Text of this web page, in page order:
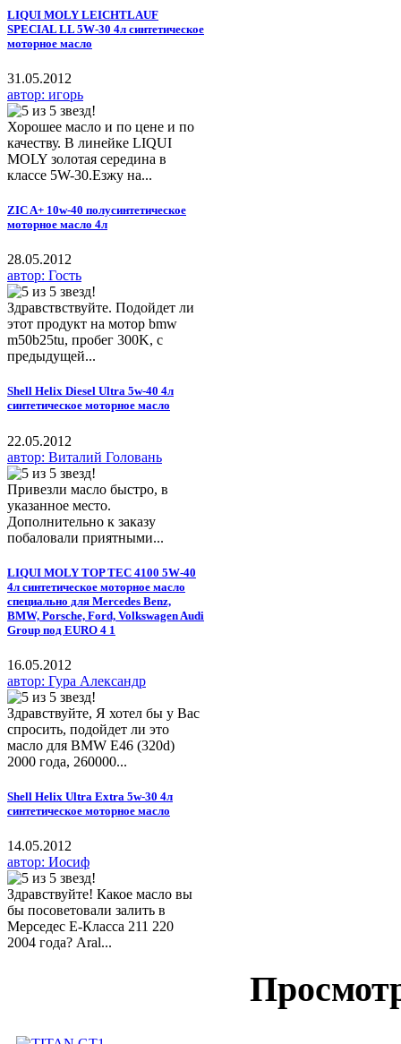
LIQUI MOLY LEICHTLAUF
SPECIAL LL 5W-30 4л синтетическое
моторное масло
31.05.2012
автор: игорь
Хорошее масло и по цене и по
качеству. В линейке LIQUI
MOLY золотая середина в
классе 5W-30.Езжу на...
ZIC A+ 10w-40 полусинтетическое
моторное масло 4л
28.05.2012
автор: Гость
Здравствствуйте. Подойдет ли
этот продукт на мотор bmw
m50b25tu, пробег 300K, с
предыдущей...
Shell Helix Diesel Ultra 5w-40 4л
синтетическое моторное масло
22.05.2012
автор: Виталий Головань
Привезли масло быстро, в
указанное место.
Дополнительно к заказу
побаловали приятными...
LIQUI MOLY TOP TEC 4100 5W-40
4л синтетическое моторное масло
специально для Mercedes Benz,
BMW, Porsche, Ford, Volkswagen Audi
Group под EURO 4 1
16.05.2012
автор: Гура Александр
Здравствуйте, Я хотел бы у Вас
спросить, подойдет ли это
масло для BMW E46 (320d)
2000 года, 260000...
Shell Helix Ultra Extra 5w-30 4л
синтетическое моторное масло
14.05.2012
автор: Иосиф
Здравствуйте! Какое масло вы
бы посоветовали залить в
Мерседес Е-Класса 211 220
2004 года? Aral...